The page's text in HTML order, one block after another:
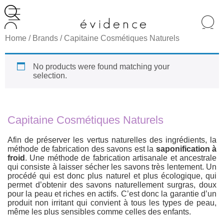
de
produits
Home / Brands / Capitaine Cosmétiques Naturels
No products were found matching your
selection.
Capitaine Cosmétiques Naturels
Afin de préserver les vertus naturelles des ingrédients, la
méthode de fabrication des savons est la saponification à
froid . Une méthode de fabrication artisanale et ancestrale
qui consiste à laisser sécher les savons très lentement. Un
procédé qui est donc plus naturel et plus écologique, qui
permet d’obtenir des savons naturellement surgras, doux
pour la peau et riches en actifs. C’est donc la garantie d’un
produit non irritant qui convient à tous les types de peau,
même les plus sensibles comme celles des enfants.